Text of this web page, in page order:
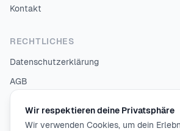
Kontakt
RECHTLICHES
Datenschutzerklärung
AGB
Wir respektieren deine Privatsphäre
Wir verwenden Cookies, um dein